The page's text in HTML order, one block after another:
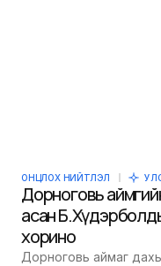
ОНЦЛОХ НИЙТЛЭЛ
Дорноговь
асан
хорино
Дорноговь аймаг